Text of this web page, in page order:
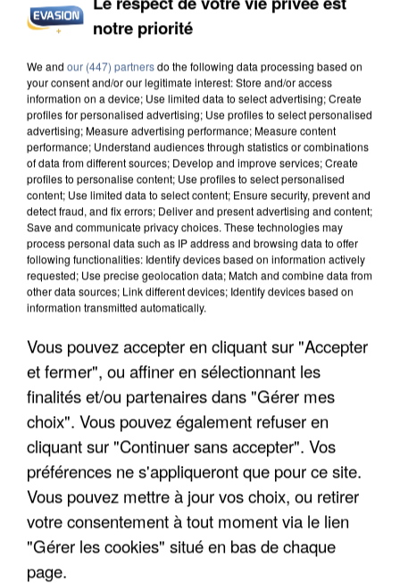
INCENDIES : L’ÎLE-DE-FRANCE LANCE UN ÉLAN
DE SOLIDARITÉ AVEC LES...
APRÈS TOUTES CES CANICULES, LES REFUGES
DE FAUNE SAUVAGE SONT...
notre priorité
We and our (447) partnersdo the following data processing based on
your consent and/or our legitimate interest: Store and/or access
information on a device; Use limited data to select advertising; Create
profiles for personalised advertising; Use profiles to select personalised
advertising; Measure advertising performance; Measure content
performance; Understand audiences through statistics or combinations
of data from different sources; Develop and improve services; Create
profiles to personalise content; Use profiles to select personalised
content; Use limited data to select content; Ensure security, prevent and
detect fraud, and fix errors; Deliver and present advertising and content;
Save and communicate privacy choices. These technologies may
process personal data such as IP address and browsing data to offer
following functionalities: Identify devices based on information actively
requested; Use precise geolocation data; Match and combine data from
other data sources; Link different devices; Identify devices based on
information transmitted automatically.
Vous pouvez accepter en cliquant sur "Accepter
et fermer", ou affiner en sélectionnant les
finalités et/ou partenaires dans "Gérer mes
choix". Vous pouvez également refuser en
cliquant sur "Continuer sans accepter". Vos
préférences ne s'appliqueront que pour ce site.
Vous pouvez mettre à jour vos choix, ou retirer
votre consentement à tout moment via le lien
"Gérer les cookies" situé en bas de chaque
page.